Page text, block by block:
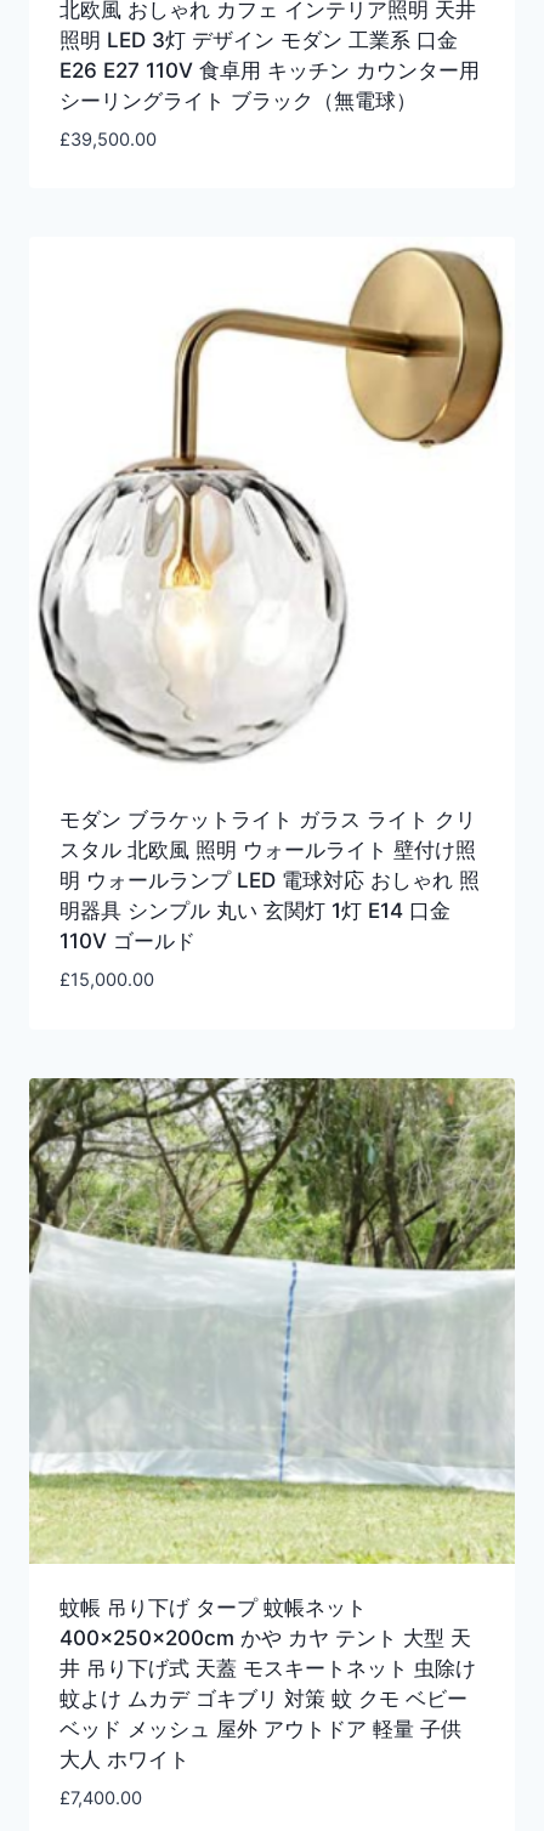
北欧風 おしゃれ カフェ インテリア照明 天井
照明 LED 3灯 デザイン モダン 工業系 口金
E26 E27 110V 食卓用 キッチン カウンター用
シーリングライト ブラック（無電球）
£39,500.00
モダン ブラケットライト ガラス ライト クリ
スタル 北欧風 照明 ウォールライト 壁付け照
明 ウォールランプ LED 電球対応 おしゃれ 照
明器具 シンプル 丸い 玄関灯 1灯 E14 口金
110V ゴールド
£15,000.00
蚊帳 吊り下げ タープ 蚊帳ネット
400×250×200cm かや カヤ テント 大型 天
井 吊り下げ式 天蓋 モスキートネット 虫除け
蚊よけ ムカデ ゴキブリ 対策 蚊 クモ ベビー
ベッド メッシュ 屋外 アウトドア 軽量 子供
大人 ホワイト
£7,400.00